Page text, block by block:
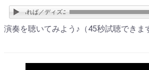
えあれば／ディズニー「アナと雪の女王」より
演奏を聴いてみよう♪（45秒試聴できま